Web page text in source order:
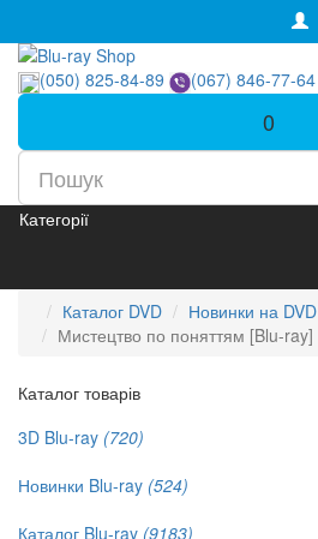
(050) 825-84-89 (067) 846-77-64
0
Категорії
Каталог DVD
Новинки на DVD
Мистецтво по поняттям [Blu-ray]
Каталог товарів
3D Blu-ray (720)
Новинки Blu-ray (524)
Каталог Blu-ray (9183)